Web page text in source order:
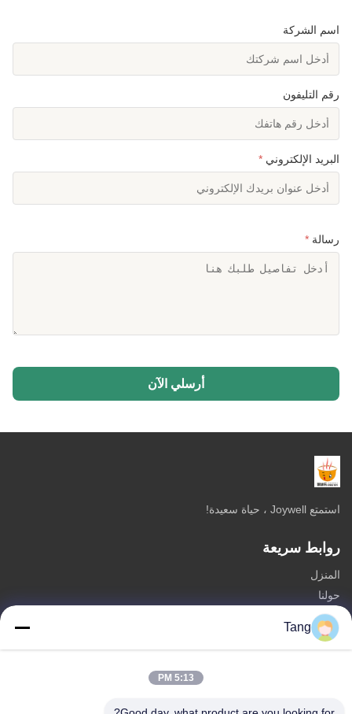
اسم الشركة
رقم التليفون
البريد الإلكتروني *
رسالة *
أرسلي الآن
استمتع Joywell ، حياة سعيدة!
روابط سريعة
المنزل
حولنا
المنتجات
اتصل بنا
Tang
5:13 PM